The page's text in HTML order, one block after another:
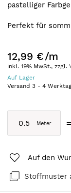
pastelliger
Perfekt für
12,99 €/m
inkl. 19% MwSt., zzgl.
Auf Lager
Versand 3 - 4
Auf den
Stoffmuster